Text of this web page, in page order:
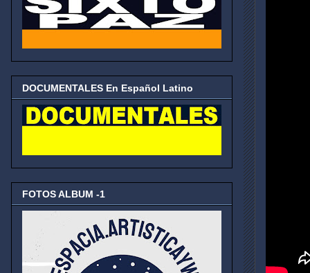
DOCUMENTALES En Español Latino
FOTOS ALBUM -1